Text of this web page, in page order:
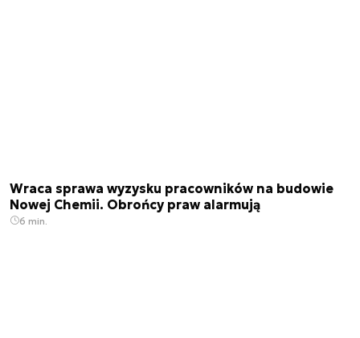
Wraca sprawa wyzysku pracowników na budowie
Nowej Chemii. Obrońcy praw alarmują
6 min.